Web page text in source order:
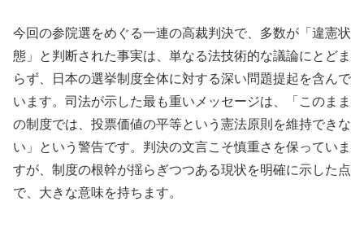
今回の参院選をめぐる一連の高裁判決で、多数が「違憲状
態」と判断された事実は、単なる法技術的な議論にとどま
らず、日本の選挙制度全体に対する深い問題提起を含んで
います。司法が示した最も重いメッセージは、「このまま
の制度では、投票価値の平等という憲法原則を維持できな
い」という警告です。判決の文言こそ慎重さを保っていま
すが、制度の根幹が揺らぎつつある現状を明確に示した点
で、大きな意味を持ちます。